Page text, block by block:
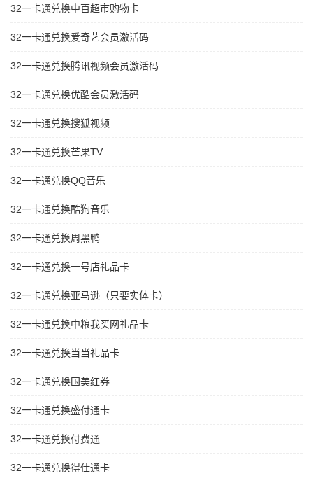
32一卡通兑换中百超市购物卡
32一卡通兑换爱奇艺会员激活码
32一卡通兑换腾讯视频会员激活码
32一卡通兑换优酷会员激活码
32一卡通兑换搜狐视频
32一卡通兑换芒果TV
32一卡通兑换QQ音乐
32一卡通兑换酷狗音乐
32一卡通兑换周黑鸭
32一卡通兑换一号店礼品卡
32一卡通兑换亚马逊（只要实体卡）
32一卡通兑换中粮我买网礼品卡
32一卡通兑换当当礼品卡
32一卡通兑换国美红券
32一卡通兑换盛付通卡
32一卡通兑换付费通
32一卡通兑换得仕通卡